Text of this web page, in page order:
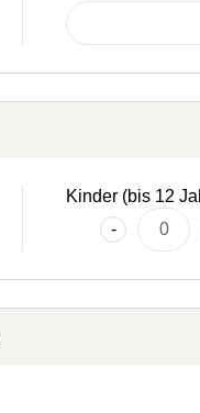
Kinder (bis 12
-